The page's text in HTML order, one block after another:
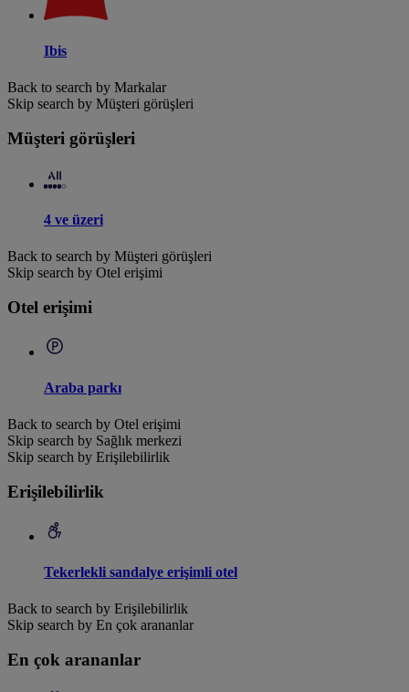
Ibis
Back to search by Markalar
Skip search by Müşteri görüşleri
Müşteri görüşleri
4 ve üzeri
Back to search by Müşteri görüşleri
Skip search by Otel erişimi
Otel erişimi
Araba parkı
Back to search by Otel erişimi
Skip search by Sağlık merkezi
Skip search by Erişilebilirlik
Erişilebilirlik
Tekerlekli sandalye erişimli otel
Back to search by Erişilebilirlik
Skip search by En çok arananlar
En çok arananlar